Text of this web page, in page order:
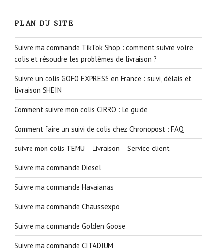
PLAN DU SITE
Suivre ma commande TikTok Shop : comment suivre votre
colis et résoudre les problèmes de livraison ?
Suivre un colis GOFO EXPRESS en France : suivi, délais et
livraison SHEIN
Comment suivre mon colis CIRRO : Le guide
Comment faire un suivi de colis chez Chronopost : FAQ
suivre mon colis TEMU – Livraison – Service client
Suivre ma commande Diesel
Suivre ma commande Havaianas
Suivre ma commande Chaussexpo
Suivre ma commande Golden Goose
Suivre ma commande CITADIUM